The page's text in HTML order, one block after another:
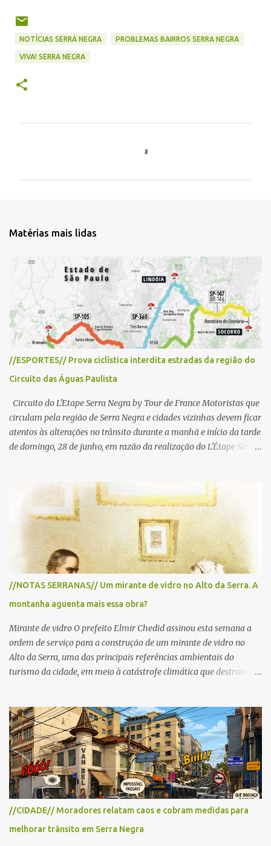
NOTÍCIAS SERRA NEGRA PROBLEMAS BAIRROS SERRA NEGRA
VIVA! SERRA NEGRA
t
i
s
Matérias mais lidas
//ESPORTES// Prova ciclística interdita estradas da região do
Circuito das Águas Paulista
Circuito do L'Etape Serra Negra by Tour de France Motoristas que
circulam pela região de Serra Negra e cidades vizinhas devem ficar
atentos às alterações no trânsito durante a manhã e início da tarde
de domingo, 28 de junho, em razão da realização do L'Étape Serra
reunirá atletas de diferentes regiões do país e terá percursos
passando pelos municípios de Serra Negra, Amparo, Monte Alegre
do Sul, Lindoia e Socorro. Para garantir a segurança dos
participantes e do público, diversos trechos de rodovias e estradas
da região serão interditados temporariamente ao longo da prova.
A largada será na Rua Coronel Pedro Penteado, em Serra Negra,
para cerca de 2.000 ciclistas, às 6h30. De acordo com o
cronograma da organização e de todas as prefeituras envolvidas,
as interdições ocorrerão de forma programada e os trechos serão
//NOTAS SERRANAS// Um mirante de vidro no Alto da Serra. A
montanha aguenta mais essa obra?
Mirante de vidro O prefeito Elmir Chedid assinou esta semana a
ordem de serviço para a construção de um mirante de vidro no
Alto da Serra, uma das principais referências ambientais do
turismo da cidade, em meio à catástrofe climática que destruiu o
ambiental nas políticas públicas. Preservação permanente O Alto
da Serra está localizado em uma das Áreas de Preservação
Permanente no município, chamadas de APP no Código Florestal
Brasileiro, Lei nº 12.651/12. As APPS são protegidas com a função
ambiental de preservar os recursos hídricos, a paisagem, a
proteção do solo e a biodiversidade para assegurar a qualidade de
vida da população. No local já estão instaladas torres de
transmissão de televisão e telefonia celular, contêineres de uso
comercial, sanitário público, pequenas construções e uma rampa
//CIDADE// Moradores relatam caos e cobram medidas para
melhorar trânsito em Serra Negra